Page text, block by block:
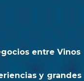
entre Vinos
y grandes